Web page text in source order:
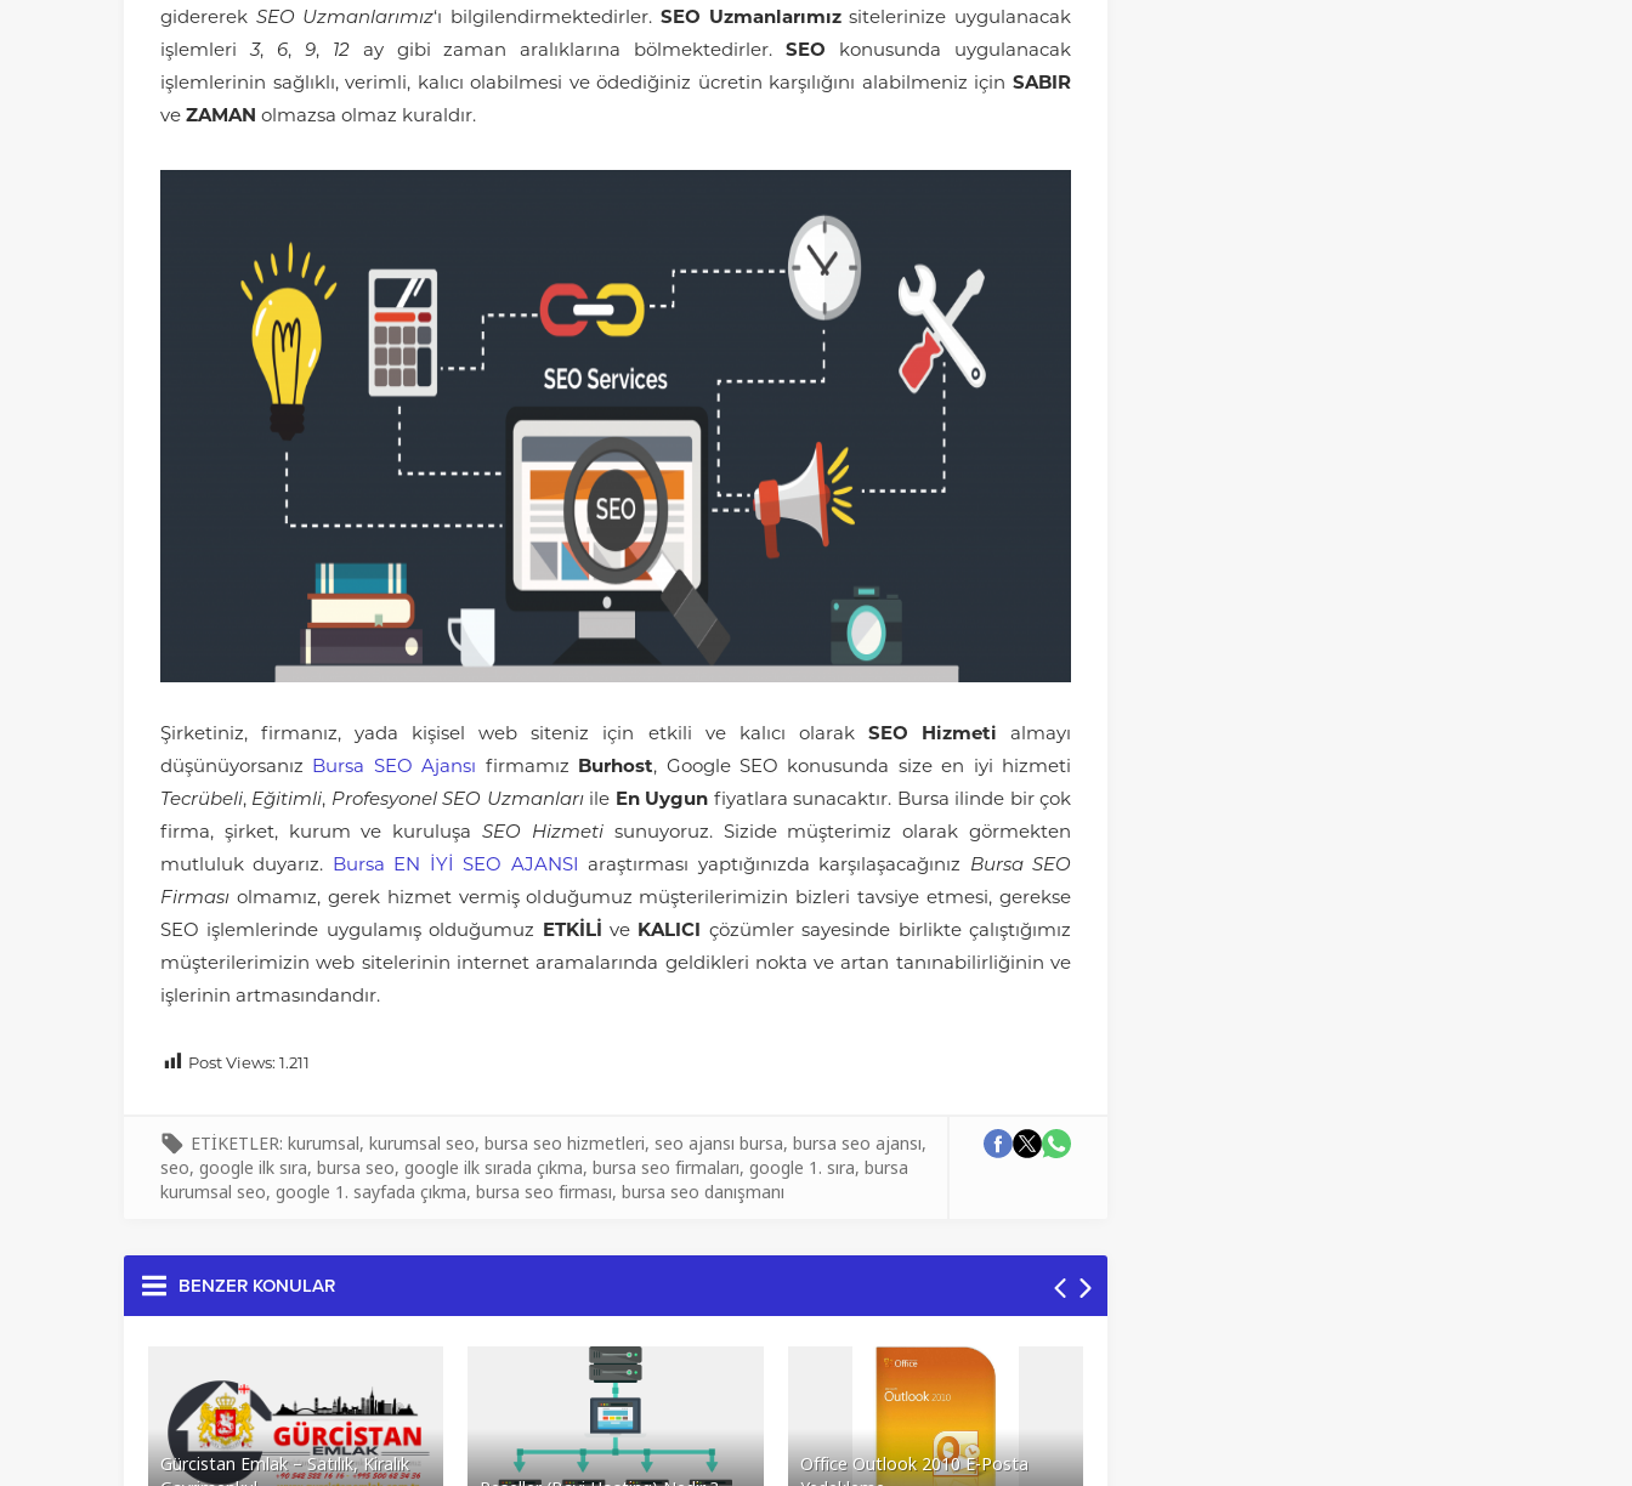
gidererek SEO Uzmanlarımız‘ı bilgilendirmektedirler. SEO Uzmanlarımızsitelerinize uygulanacak
işlemleri3, 6, 9, 12ay gibi zaman aralıklarına bölmektedirler.SEO konusunda uygulanacak
işlemlerinin sağlıklı, verimli, kalıcı olabilmesi ve ödediğiniz ücretin karşılığını alabilmeniz için SABIR
ve ZAMAN olmazsa olmaz kuraldır.
Şirketiniz, firmanız, yada kişisel web siteniz için etkili ve kalıcı olarak SEO Hizmeti almayı
düşünüyorsanız
Bursa SEO Ajansı firmamız Burhost, Google SEO konusunda size en iyi hizmeti
Tecrübeli, Eğitimli, Profesyonel SEO Uzmanlarıile En Uygun fiyatlara sunacaktır. Bursa ilinde bir çok
firma, şirket, kurum ve kuruluşaSEO Hizmetisunuyoruz. Sizide müşterimiz olarak görmekten
mutluluk duyarız.
Bursa EN İYİ SEO AJANSI araştırması yaptığınızda karşılaşacağınız Bursa SEO
Firması olmamız, gerek hizmet vermiş olduğumuz müşterilerimizin bizleri tavsiye etmesi, gerekse
SEO işlemlerinde uygulamış olduğumuz
ETKİLİ ve KALICI
çözümler sayesinde birlikte çalıştığımız
müşterilerimizin web sitelerinin internet aramalarında geldikleri nokta ve artan tanınabilirliğinin ve
işlerinin artmasındandır.
Post Views: 1.211
ETİKETLER: kurumsal, kurumsal seo, bursa seo hizmetleri, seo ajansı bursa, bursa seo ajansı,
seo, google ilk sıra, bursa seo, google ilk sırada çıkma, bursa seo firmaları, google 1. sıra, bursa
kurumsal seo, google 1. sayfada çıkma, bursa seo firması, bursa seo danışmanı
BENZER KONULAR
Gürcistan Emlak – Satılık, Kiralık
Office Outlook 2010 E-Posta